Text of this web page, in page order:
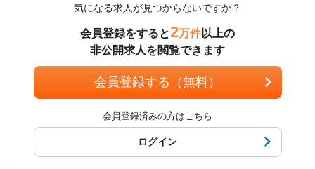
気になる求人が見つからないですか？
会員登録をすると2万件以上の
非公開求人を閲覧できます
会員登録する（無料）
会員登録済みの方はこちら
ログイン